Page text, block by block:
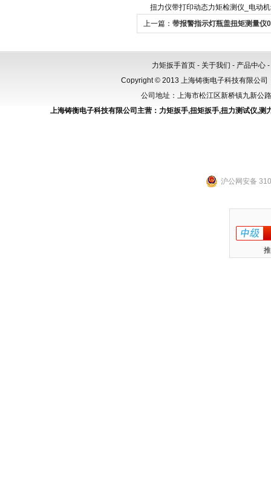
扭力仪带打印动态力矩检测仪_电动
上一篇： 带报警指示灯瓶盖扭矩测量仪
力矩扳手首页 - 关于我们 - 产品中心 -
Copyright © 2013 上海铸衡电子科技有限公
公司地址：上海市松江区新桥镇九新
上海铸衡电子科技有限公司主营： 力矩扳手,扭矩扳手,扭力测试仪,测
沪公网安备